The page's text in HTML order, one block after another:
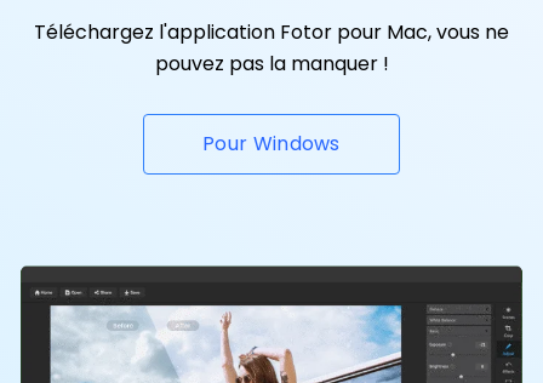
Téléchargez l'application Fotor pour Mac, vous ne
pouvez pas la manquer !
Pour Windows